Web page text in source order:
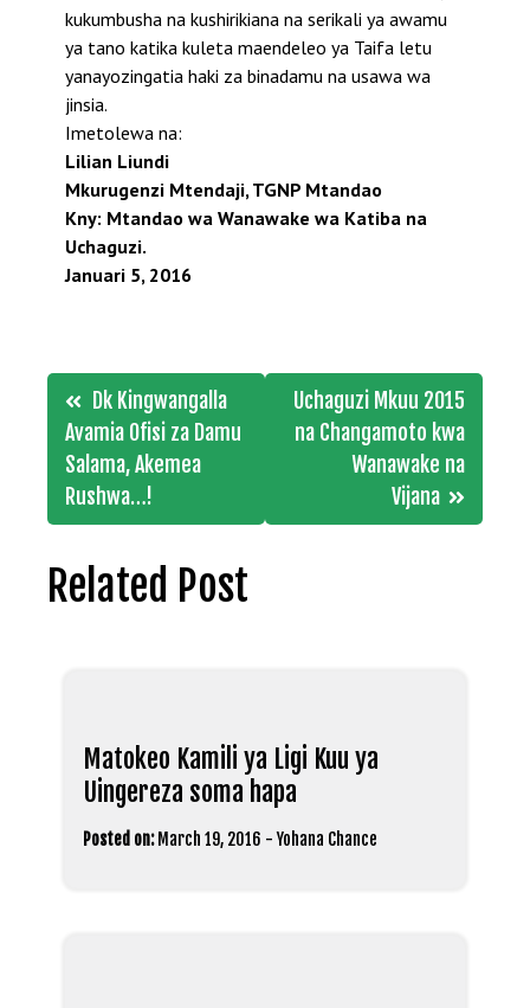
kukumbusha na kushirikiana na serikali ya awamu
ya tano katika kuleta maendeleo ya Taifa letu
yanayozingatia haki za binadamu na usawa wa
jinsia.
Imetolewa na:
Lilian Liundi
Mkurugenzi Mtendaji, TGNP Mtandao
Kny: Mtandao wa Wanawake wa Katiba na
Uchaguzi.
Januari 5, 2016
Post
navigation
Dk Kingwangalla
Avamia Ofisi za Damu
Salama, Akemea
Rushwa…!
Uchaguzi Mkuu 2015
na Changamoto kwa
Wanawake na
Vijana
Related Post
Matokeo Kamili ya Ligi Kuu ya
Uingereza soma hapa
Posted on: March 19, 2016 -Yohana Chance